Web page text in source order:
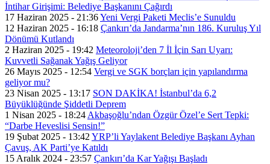
İntihar Girişimi: Belediye Başkanını Çağırdı
17 Haziran 2025 - 21:36Yeni Vergi Paketi Meclis’e Sunuldu
12 Haziran 2025 - 16:18 Çankırı’da Jandarma’nın 186. Kuruluş Yıl
Dönümü Kutlandı
2 Haziran 2025 - 19:42 Meteoroloji’den 7 İl İçin Sarı Uyarı:
Kuvvetli Sağanak Yağış Geliyor
26 Mayıs 2025 - 12:54 Vergi ve SGK borçları için yapılandırma
geliyor mu?
23 Nisan 2025 - 13:17 SON DAKİKA! İstanbul’da 6,2
Büyüklüğünde Şiddetli Deprem
1 Nisan 2025 - 18:24 Akbaşoğlu’ndan Özgür Özel’e Sert Tepki:
“Darbe Heveslisi Sensin!”
19 Şubat 2025 - 13:42 YRP’li Yaylakent Belediye Başkanı Ayhan
Çavuş, AK Parti’ye Katıldı
15 Aralık 2024 - 23:57 Çankırı’da Kar Yağışı Başladı